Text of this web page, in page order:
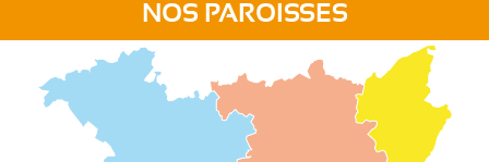
NOS PAROISSES